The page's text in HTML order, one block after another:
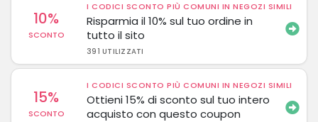
10%
SCONTO
I CODICI SCONTO PIÙ COMUNI IN NEGOZI SIMILI
Risparmia il 10% sul tuo ordine in
tutto il sito
391 UTILIZZATI
15%
SCONTO
I CODICI SCONTO PIÙ COMUNI IN NEGOZI SIMILI
Ottieni 15% di sconto sul tuo intero
acquisto con questo coupon